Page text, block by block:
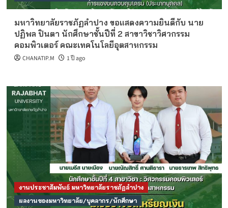
มหาวิทยาลัยราชภัฏลำปาง ขอแสดงความยินดีกับ นาย
ปฏิพล ปินตา นักศึกษาชั้นปีที่ 2 สาขาวิชาวิศวกรรม
คอมพิวเตอร์ คณะเทคโนโลยีอุตสาหกรรม
CHANATIP.M 1 ปี ago
งานประชาสัมพันธ์ มหาวิทยาลัยราชภัฏลำปาง
ผลงานของมหาวิทยาลัย/บุคลากร/นักศึกษา